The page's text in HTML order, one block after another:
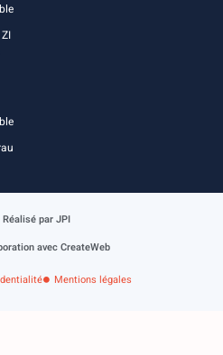
par JPI
avec CreateWeb
Mentions légales